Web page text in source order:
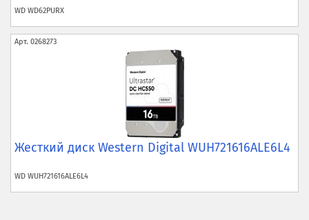
WD WD62PURX
Арт. 0268273
Жесткий диск Western Digital WUH721616ALE6L4
WD WUH721616ALE6L4